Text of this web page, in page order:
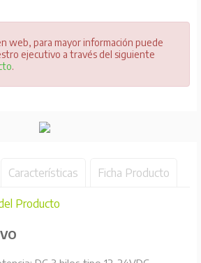
web, para mayor información puede
ejecutivo a través del siguiente
.
Características Ficha Producto
Producto